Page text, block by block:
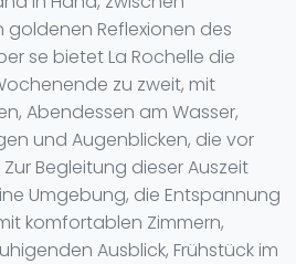
Reflexionen des
se bietet La Rochelle die
zu zweit, mit
Abendessen am Wasser,
und Augenblicken, die vor
Begleitung dieser Auszeit
Umgebung, die Entspannung
komfortablen Zimmern,
Ausblick, Frühstück im